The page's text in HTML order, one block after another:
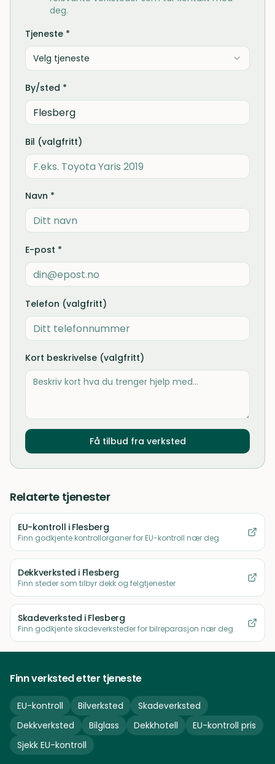
deg.
Tjeneste *
Velg tjeneste
By/sted *
Bil (valgfritt)
Navn *
E-post *
Telefon (valgfritt)
Kort beskrivelse (valgfritt)
Få tilbud fra verksted
Relaterte tjenester
EU-kontroll i Flesberg
Finn godkjente kontrollorganer for EU-kontroll nær deg
Dekkverksted i Flesberg
Finn steder som tilbyr dekk og felgtjenester
Skadeverksted i Flesberg
Finn godkjente skadeverksteder for bilreparasjon nær deg
Finn verksted etter tjeneste
EU-kontroll Bilverksted
Skadeverksted
Dekkverksted
Bilglass Dekkhotell
EU-kontroll pris
Sjekk EU-kontroll